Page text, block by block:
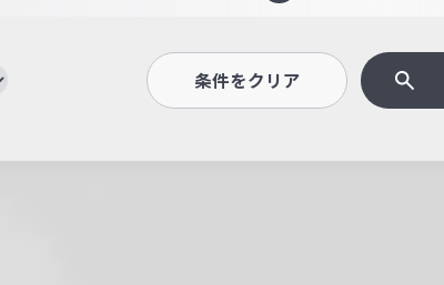
条件をクリア